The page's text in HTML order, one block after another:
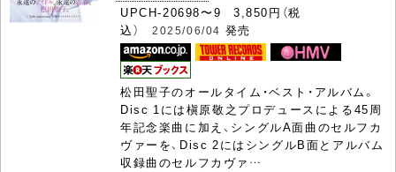
UPCH-20698〜9 3,850円（税
込） 2025/06/04 発売
松田聖子のオールタイム・ベスト・アルバム。
Disc 1には槇原敬之プロデュースによる45周
年記念楽曲に加え、シングルA面曲のセルフカ
ヴァーを、Disc 2にはシングルB面とアルバム
収録曲のセルフカヴァ…